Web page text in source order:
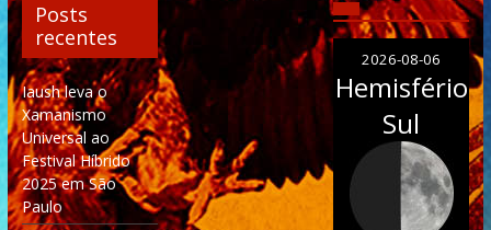
Posts
recentes
Iaush leva o
Xamanismo
Universal ao
Festival Híbrido
2025 em São
Paulo
2026-08-06
Hemisfério
Sul